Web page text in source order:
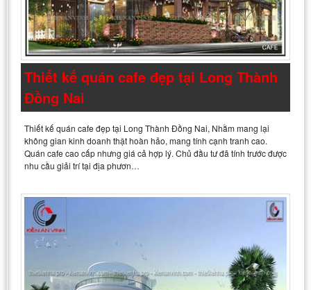
Thiết kế quán cafe đẹp tại Long Thành
Đồng Nai
Thiết kế quán cafe đẹp tại Long Thành Đồng Nai, Nhằm mang lại
không gian kinh doanh thật hoàn hảo, mang tính cạnh tranh cao.
Quán cafe cao cấp nhưng giá cả hợp lý. Chủ đầu tư đã tính trước được
nhu cầu giải trí tại địa phươn…